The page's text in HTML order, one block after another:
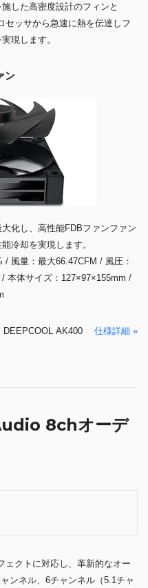
した高密度設計のフィンと
セッサから急速に熱を伝達しフ
現します。
ン
化し、高性能FDBファンファン
冷却を実現します。
風量：最大66.47CFM / 風圧：
本体サイズ：127×97×155mm /
DEEPCOOL AK400 仕様詳細 »
8chオーデ
ェクトに対応し、革新的なオー
ンネル、6チャンネル（5.1チャ